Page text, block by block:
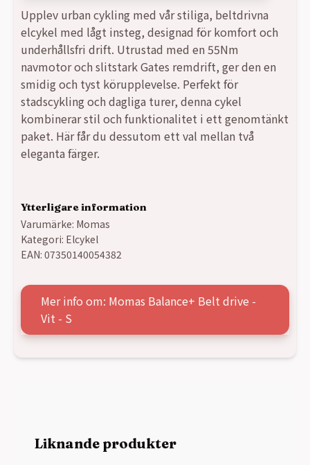
priset
var:
29990,00 kr.
priset
är:
20990,00 kr.
Upplev urban cykling med vår stiliga, beltdrivna
elcykel med lågt insteg, designad för komfort och
underhållsfri drift. Utrustad med en 55Nm
navmotor och slitstark Gates remdrift, ger den en
smidig och tyst körupplevelse. Perfekt för
stadscykling och dagliga turer, denna cykel
kombinerar stil och funktionalitet i ett genomtänkt
paket. Här får du dessutom ett val mellan två
eleganta färger.
Ytterligare information
Varumärke: Momas
Kategori: Elcykel
EAN: 07350140054382
Mer info om: Momas Balance+ Belt drive -
Vit - S
Liknande produkter